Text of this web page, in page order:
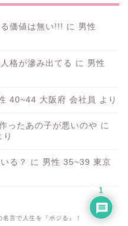
価値は無い!!! に 男性
格が滲み出てる に 男性
40~44 大阪府 会社員 より
ったあの子が悪いのや に
り
る？ に 男性 35~39 東京
言で人生を『ポジる』！
1